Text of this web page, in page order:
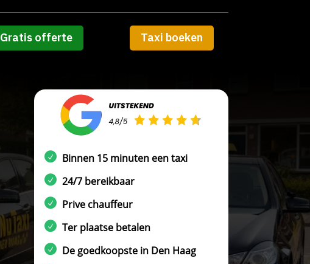
Gratis offerte Taxi boeken
Binnen 15 minuten een taxi
24/7 bereikbaar
Prive chauffeur
Ter plaatse betalen
De goedkoopste in Den Haag